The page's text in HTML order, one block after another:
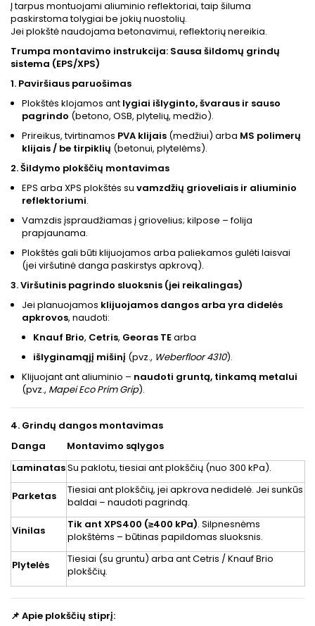
Į tarpus montuojami aliuminio reflektoriai, taip šiluma
paskirstoma tolygiai be jokių nuostolių.
Jei plokštė naudojama betonavimui, reflektorių nereikia.
Trumpa montavimo instrukcija: Sausa šildomų grindų
sistema (EPS/XPS)
1. Paviršiaus paruošimas
Plokštės klojamos ant lygiai išlyginto, švaraus ir sauso
pagrindo (betono, OSB, plytelių, medžio).
Prireikus, tvirtinamos PVA klijais (medžiui) arba MS polimerų
klijais / be tirpiklių (betonui, plytelėms).
2. Šildymo plokščių montavimas
EPS arba XPS plokštės su vamzdžių grioveliais ir aliuminio
reflektoriumi.
Vamzdis įspraudžiamas į griovelius; kilpose – folija
prapjaunama.
Plokštės gali būti klijuojamos arba paliekamos gulėti laisvai
(jei viršutinė danga paskirstys apkrovą).
3. Viršutinis pagrindo sluoksnis (jei reikalingas)
Jei planuojamos klijuojamos dangos arba yra didelės
apkrovos, naudoti:
Knauf Brio, Cetris, Georas TEarba
išlyginamąjį mišinį (pvz., Weberfloor 4310).
Klijuojant ant aliuminio – naudoti gruntą, tinkamą metalui
(pvz., Mapei Eco Prim Grip).
4. Grindų dangos montavimas
Danga
Montavimo sąlygos
LaminatasSu paklotu, tiesiai ant plokščių (nuo 300 kPa).
Parketas
Tiesiai ant plokščių, jei apkrova nedidelė. Jei sunkūs
baldai – naudoti pagrindą.
Vinilas Tik ant XPS400 (≥400 kPa). Silpnesnėms
plokštėms – būtinas papildomas sluoksnis.
Plytelės
Tiesiai (su gruntu) arba ant Cetris / Knauf Brio
plokščių.
📌 Apie plokščių stiprį: